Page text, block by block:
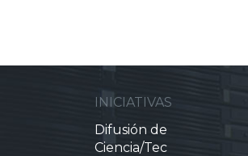
INICIATIVAS
Difusión de
Ciencia/Tec